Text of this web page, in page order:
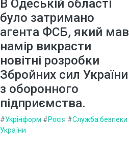
В Одеській області
було затримано
агента ФСБ, який мав
намір викрасти
новітні розробки
Збройних сил України
з оборонного
підприємства.
#Укрінформ #Росія #Служба безпеки
України